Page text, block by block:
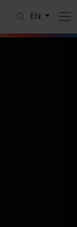
EN